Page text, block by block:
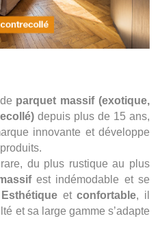
parquet massif (exotique,
depuis plus de 15 ans,
innovante et développe
du plus rustique au plus
est indémodable et se
Esthétiqueetconfortable, il
et sa large gamme s’adapte